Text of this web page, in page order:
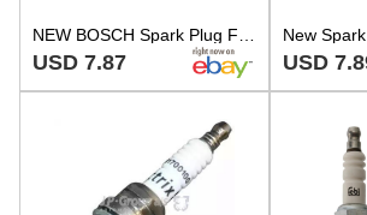
NEW BOSCH Spark Plug Fits OPEL VAUXHALL HOLDEN CHEVROLET BMW DAEWOO Tr 1214000
USD 7.87 USD